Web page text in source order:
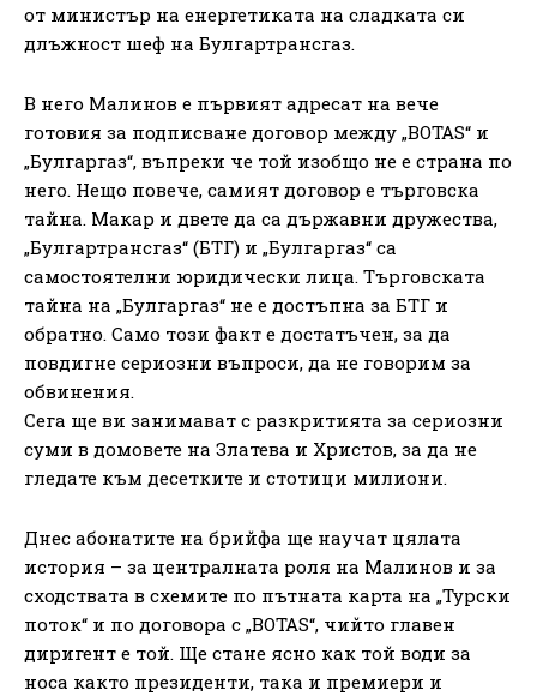
от министър на енергетиката на сладката си
длъжност шеф на Булгартрансгаз.
В него Малинов е първият адресат на вече
готовия за подписване договор между „BOTAS“ и
„Булгаргаз“, въпреки че той изобщо не е страна по
него. Нещо повече, самият договор е търговска
тайна. Макар и двете да са държавни дружества,
„Булгартрансгаз“ (БТГ) и „Булгаргаз“ са
самостоятелни юридически лица. Търговската
тайна на „Булгаргаз“ не е достъпна за БТГ и
обратно. Само този факт е достатъчен, за да
повдигне сериозни въпроси, да не говорим за
обвинения.
Сега ще ви занимават с разкритията за сериозни
суми в домовете на Златева и Христов, за да не
гледате към десетките и стотици милиони.
Днес абонатите на брийфа ще научат цялата
история – за централната роля на Малинов и за
сходствата в схемите по пътната карта на „Турски
поток“ и по договора с „BOTAS“, чийто главен
диригент е той. Ще стане ясно как той води за
носа както президенти, така и премиери и